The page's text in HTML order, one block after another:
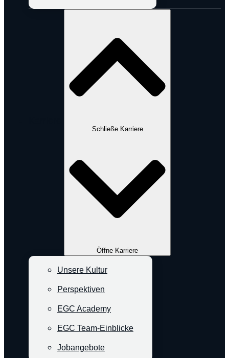
Schließe Karriere
Öffne Karriere
Unsere Kultur
Perspektiven
EGC Academy
EGC Team-Einblicke
Jobangebote